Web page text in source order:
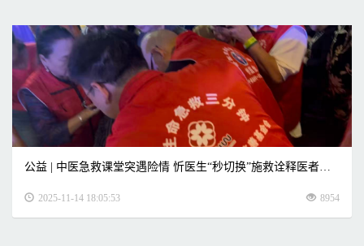
公益 | 中医急救课堂突遇险情 忻医生“秒切换”施救诠释医者仁心
2025-11-14 18:05:53 8954